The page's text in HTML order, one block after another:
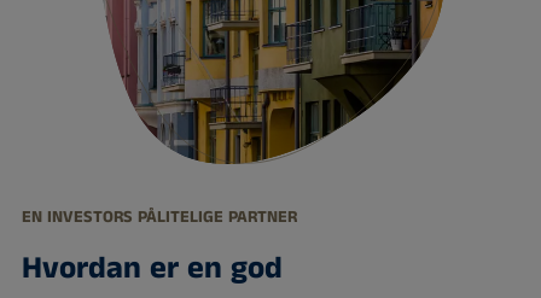
EN INVESTORS PÅLITELIGE PARTNER
Hvordan er en god